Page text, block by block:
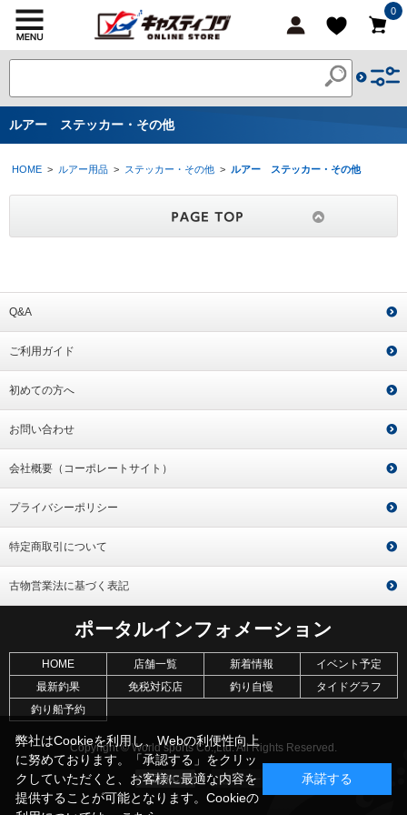
0
ルアー ステッカー・その他
HOME > ルアー用品 > ステッカー・その他 > ルアー ステッカー・その他
Q&A
ご利用ガイド
初めての方へ
お問い合わせ
会社概要（コーポレートサイト）
プライバシーポリシー
特定商取引について
古物営業法に基づく表記
ポータルインフォメーション
HOME 店舗一覧 新着情報
イベント予定
最新釣果
免税対応店 釣り自慢
タイドグラフ
釣り船予約
Copyright © World sports Co.,Ltd. All Rights Reserved.
弊社はCookieを利用し、Webの利便性向上
に努めております。「承認する」をクリッ
クしていただくと、お客様に最適な内容を
提供することが可能となります。Cookieの
承諾する